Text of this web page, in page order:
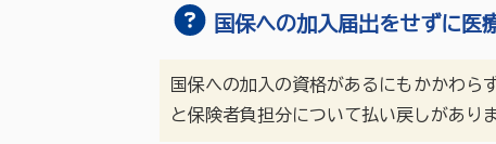
国保への加入届出をせずに医
国保への加入の資格があるにもかかわら
と保険者負担分について払い戻しがあり